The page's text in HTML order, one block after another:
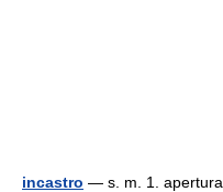
incastro — s. m. 1.